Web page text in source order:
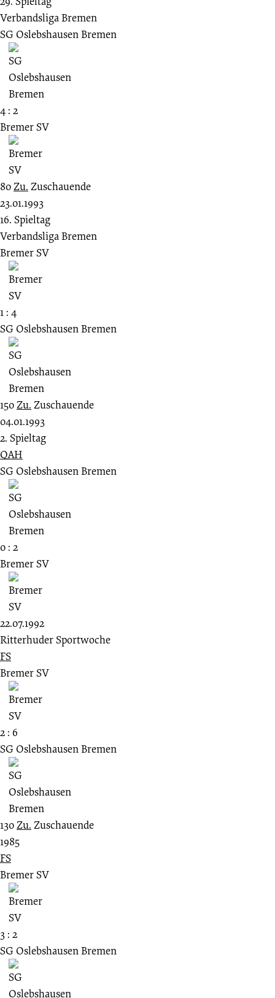
Verbandsliga Bremen
SG Oslebshausen Bremen
4 : 2
Bremer SV
80Zu. Zuschauende
23.01.1993
16. Spieltag
Verbandsliga Bremen
Bremer SV
1 : 4
SG Oslebshausen Bremen
150Zu. Zuschauende
04.01.1993
2. Spieltag
QAH
SG Oslebshausen Bremen
0 : 2
Bremer SV
22.07.1992
Ritterhuder Sportwoche
FS
Bremer SV
2 : 6
SG Oslebshausen Bremen
130Zu. Zuschauende
1985
FS
Bremer SV
3 : 2
SG Oslebshausen Bremen